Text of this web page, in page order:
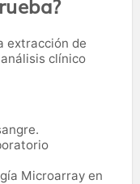
extracción de
clínico
Microarray en